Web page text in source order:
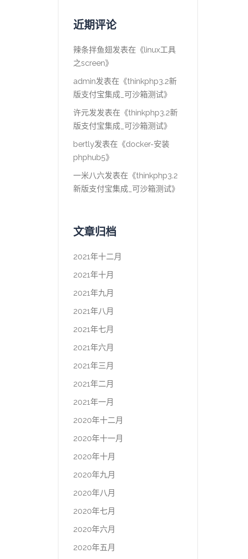
近期评论
辣条拌鱼翅发表在《linux工具
之screen》
admin发表在《thinkphp3.2新
版支付宝集成_可沙箱测试》
许元发发表在《thinkphp3.2新
版支付宝集成_可沙箱测试》
bertly发表在《docker-安装
phphub5》
一米八六发表在《thinkphp3.2
新版支付宝集成_可沙箱测试》
文章归档
2021年十二月
2021年十月
2021年九月
2021年八月
2021年七月
2021年六月
2021年三月
2021年二月
2021年一月
2020年十二月
2020年十一月
2020年十月
2020年九月
2020年八月
2020年七月
2020年六月
2020年五月